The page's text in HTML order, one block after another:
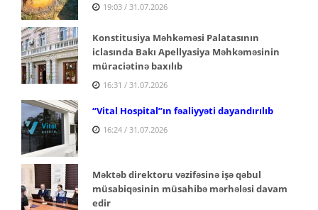
19:03 / 31.07.2026
Konstitusiya Məhkəməsi Palatasının
iclasında Bakı Apellyasiya Məhkəməsinin
müraciətinə baxılıb
16:31 / 31.07.2026
“Vital Hospital”ın fəaliyyəti dayandırılıb
16:24 / 31.07.2026
Məktəb direktoru vəzifəsinə işə qəbul
müsabiqəsinin müsahibə mərhələsi davam
edir